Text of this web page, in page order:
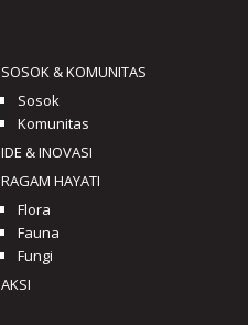
SOSOK & KOMUNITAS
Sosok
Komunitas
IDE & INOVASI
RAGAM HAYATI
Flora
Fauna
Fungi
AKSI